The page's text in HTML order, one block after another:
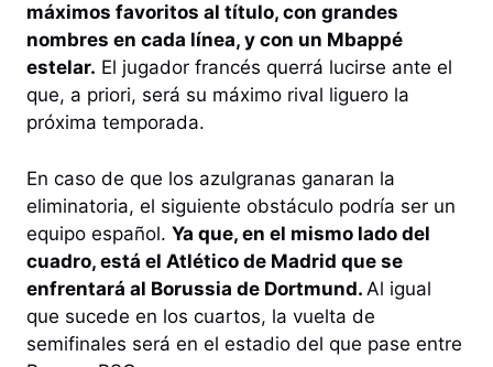
máximos favoritos al título, con grandes
nombres en cada línea, y con un Mbappé
estelar. El jugador francés querrá lucirse ante el
que, a priori, será su máximo rival liguero la
próxima temporada.
En caso de que los azulgranas ganaran la
eliminatoria, el siguiente obstáculo podría ser un
equipo español. Ya que, en el mismo lado del
cuadro, está el Atlético de Madrid que se
enfrentará al Borussia de Dortmund. Al igual
que sucede en los cuartos, la vuelta de
semifinales será en el estadio del que pase entre